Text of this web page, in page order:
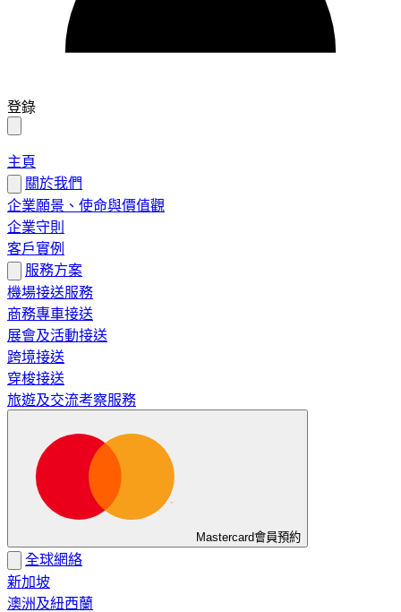
登錄
主頁
關於我們
企業願景、使命與價值觀
企業守則
客戶實例
服務方案
機場接送服務
商務專車接送
展會及活動接送
跨境接送
穿梭接送
旅遊及交流考察服務
Mastercard會員預約
全球網絡
新加坡
澳洲及紐西蘭